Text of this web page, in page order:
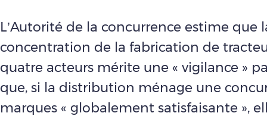
L’Autorité de la concurrence estime que
concentration de la fabrication de
quatre acteurs mérite une « vigilance »
que, si la distribution ménage une
marques « globalement satisfaisante »,